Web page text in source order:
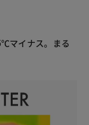
マイナス。まる